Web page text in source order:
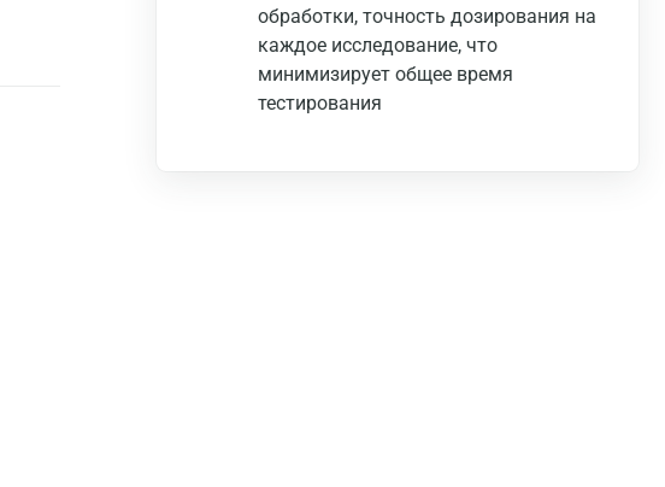
обработки, точность дозирования на
каждое исследование, что
минимизирует общее время
тестирования